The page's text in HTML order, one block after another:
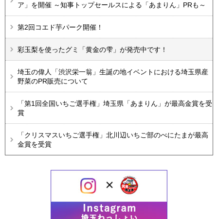
ア」を開催 ～知事トップセールスによる「あまりん」PRも～
第2回コエド芋パーク開催！
彩玉梨を使ったグミ「黄金の雫」が発売中です！
埼玉の偉人「渋沢栄一翁」生誕の地イベントにおける埼玉県産
野菜のPR販売について
「第1回全国いちご選手権」埼玉県「あまりん」が最高金賞を受
賞
「クリスマスいちご選手権」北川辺いちご部のべにたまが最高
金賞を受賞